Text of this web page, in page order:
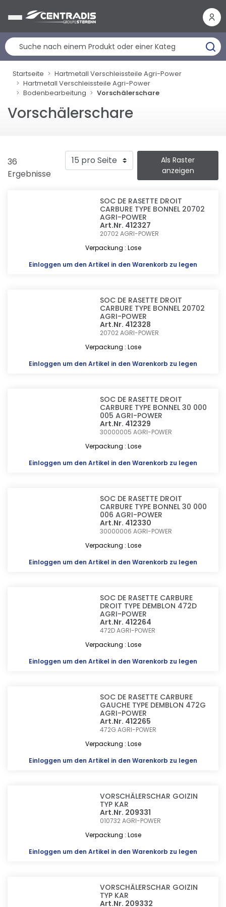
Startseite
Hartmetall Verschleissteile Agri-Power
Hartmetall Verschleissteile Agri-Power
Bodenbearbeitung
Vorschälerschare
Vorschälerschare
36
Ergebnisse
Als Raster
anzeigen
SOC DE RASETTE DROIT
CARBURE TYPE BONNEL 20702
AGRI-POWER
Art.Nr. 412327
20702AGRI-POWER
Verpackung : Lose
Einloggen um den Artikel in den Warenkorb zu legen
SOC DE RASETTE DROIT
CARBURE TYPE BONNEL 20702
AGRI-POWER
Art.Nr. 412328
20702AGRI-POWER
Verpackung : Lose
Einloggen um den Artikel in den Warenkorb zu legen
SOC DE RASETTE DROIT
CARBURE TYPE BONNEL 30 000
005 AGRI-POWER
Art.Nr. 412329
30000005AGRI-POWER
Verpackung : Lose
Einloggen um den Artikel in den Warenkorb zu legen
SOC DE RASETTE DROIT
CARBURE TYPE BONNEL 30 000
006 AGRI-POWER
Art.Nr. 412330
30000006AGRI-POWER
Verpackung : Lose
Einloggen um den Artikel in den Warenkorb zu legen
SOC DE RASETTE CARBURE
DROIT TYPE DEMBLON 472D
AGRI-POWER
Art.Nr. 412264
472DAGRI-POWER
Verpackung : Lose
Einloggen um den Artikel in den Warenkorb zu legen
SOC DE RASETTE CARBURE
GAUCHE TYPE DEMBLON 472G
AGRI-POWER
Art.Nr. 412265
472GAGRI-POWER
Verpackung : Lose
Einloggen um den Artikel in den Warenkorb zu legen
VORSCHÄLERSCHAR GOIZIN
TYP KAR
Art.Nr. 209331
010732AGRI-POWER
Verpackung : Lose
Einloggen um den Artikel in den Warenkorb zu legen
VORSCHÄLERSCHAR GOIZIN
TYP KAR
Art.Nr. 209332